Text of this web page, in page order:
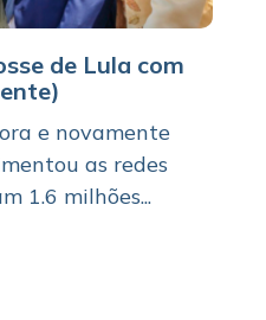
de Lula com
e novamente
as redes
1.6 milhões...